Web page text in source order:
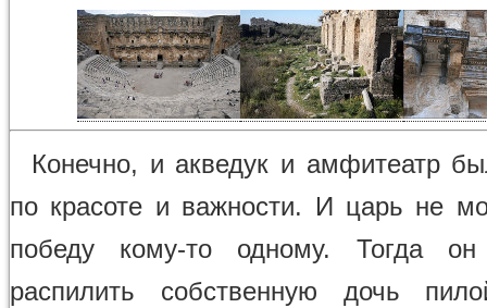
Конечно, и акведук и амфитеатр
по красоте и важности. И царь не
победу кому-то одному. Тогда он
распилить собственную дочь